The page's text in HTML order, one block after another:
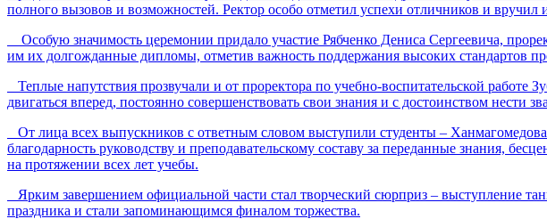
полного вызовов и возможностей. Ректор особо отметил успехи отличников и
Особую значимость церемонии придало участие Рябченко Дениса Сергеевича,
им их долгожданные дипломы, отметив важность поддержания высоких стандартов
Теплые напутствия прозвучали и от проректора по учебно-воспитательской
двигаться вперед, постоянно совершенствовать свои знания и с достоинством нести
От лица всех выпускников с ответным словом выступили студенты –
благодарность руководству и преподавательскому составу за переданные знания,
на протяжении всех лет учебы.
Ярким завершением официальной части стал творческий сюрприз – выступление
праздника и стали запоминающимся финалом торжества.